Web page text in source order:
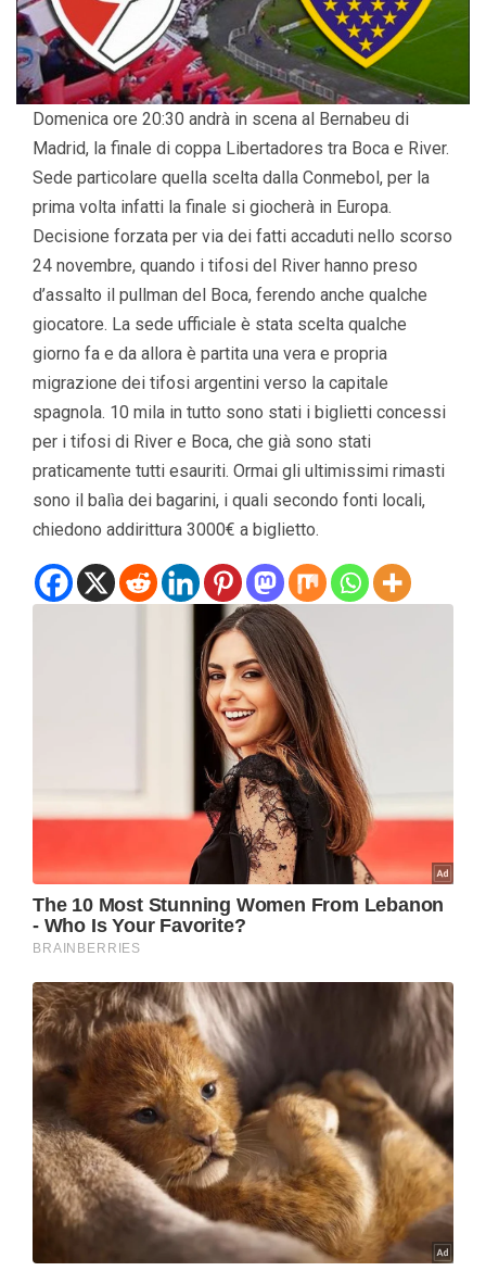
Domenica ore 20:30 andrà in scena al Bernabeu di
Madrid, la finale di coppa Libertadores tra Boca e River.
Sede particolare quella scelta dalla Conmebol, per la
prima volta infatti la finale si giocherà in Europa.
Decisione forzata per via dei fatti accaduti nello scorso
24 novembre, quando i tifosi del River hanno preso
d’assalto il pullman del Boca, ferendo anche qualche
giocatore. La sede ufficiale è stata scelta qualche
giorno fa e da allora è partita una vera e propria
migrazione dei tifosi argentini verso la capitale
spagnola. 10 mila in tutto sono stati i biglietti concessi
per i tifosi di River e Boca, che già sono stati
praticamente tutti esauriti. Ormai gli ultimissimi rimasti
sono il balìa dei bagarini, i quali secondo fonti locali,
chiedono addirittura 3000€ a biglietto.